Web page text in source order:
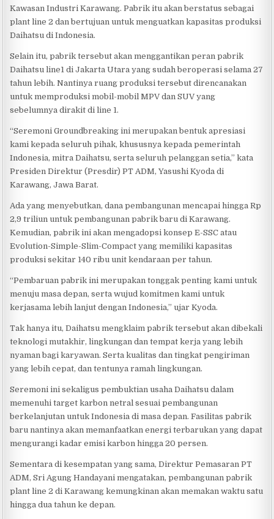
Kawasan Industri Karawang. Pabrik itu akan berstatus sebagai
plant line 2 dan bertujuan untuk menguatkan kapasitas produksi
Daihatsu di Indonesia.
Selain itu, pabrik tersebut akan menggantikan peran pabrik
Daihatsu line1 di Jakarta Utara yang sudah beroperasi selama 27
tahun lebih. Nantinya ruang produksi tersebut direncanakan
untuk memproduksi mobil-mobil MPV dan SUV yang
sebelumnya dirakit di line 1.
“Seremoni Groundbreaking ini merupakan bentuk apresiasi
kami kepada seluruh pihak, khususnya kepada pemerintah
Indonesia, mitra Daihatsu, serta seluruh pelanggan setia,” kata
Presiden Direktur (Presdir) PT ADM, Yasushi Kyoda di
Karawang, Jawa Barat.
Ada yang menyebutkan, dana pembangunan mencapai hingga Rp
2,9 triliun untuk pembangunan pabrik baru di Karawang.
Kemudian, pabrik ini akan mengadopsi konsep E-SSC atau
Evolution-Simple-Slim-Compact yang memiliki kapasitas
produksi sekitar 140 ribu unit kendaraan per tahun.
“Pembaruan pabrik ini merupakan tonggak penting kami untuk
menuju masa depan, serta wujud komitmen kami untuk
kerjasama lebih lanjut dengan Indonesia,” ujar Kyoda.
Tak hanya itu, Daihatsu mengklaim pabrik tersebut akan dibekali
teknologi mutakhir, lingkungan dan tempat kerja yang lebih
nyaman bagi karyawan. Serta kualitas dan tingkat pengiriman
yang lebih cepat, dan tentunya ramah lingkungan.
Seremoni ini sekaligus pembuktian usaha Daihatsu dalam
memenuhi target karbon netral sesuai pembangunan
berkelanjutan untuk Indonesia di masa depan. Fasilitas pabrik
baru nantinya akan memanfaatkan energi terbarukan yang dapat
mengurangi kadar emisi karbon hingga 20 persen.
Sementara di kesempatan yang sama, Direktur Pemasaran PT
ADM, Sri Agung Handayani mengatakan, pembangunan pabrik
plant line 2 di Karawang kemungkinan akan memakan waktu satu
hingga dua tahun ke depan.